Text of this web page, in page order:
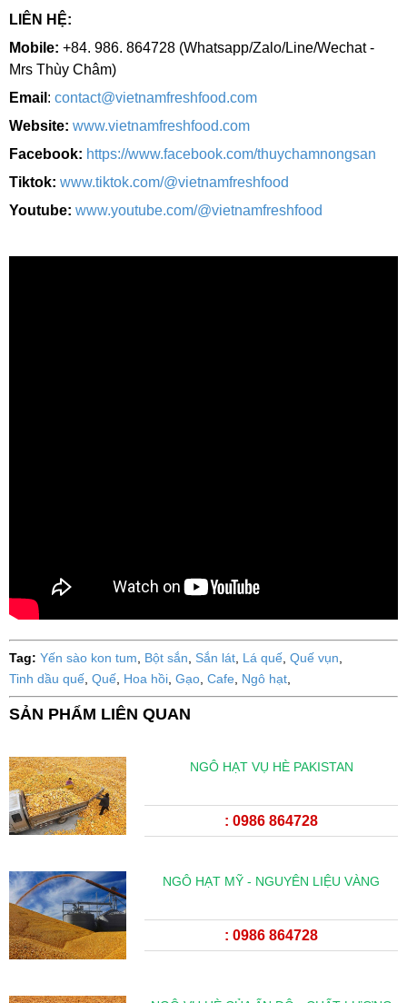
LIÊN HỆ:
Mobile: +84. 986. 864728 (Whatsapp/Zalo/Line/Wechat -
Mrs Thùy Châm)
Email : contact@vietnamfreshfood.com
Website: www.vietnamfreshfood.com
Facebook: https://www.facebook.com/thuychamnongsan
Tiktok: www.tiktok.com/@vietnamfreshfood
Youtube: www.youtube.com/@vietnamfreshfood
Tag: Yến sào kon tum Bột sắn Sắn lát Lá quế Quế vụn
Tinh dầu quế Quế Hoa hồi Gạo Cafe Ngô hạt
SẢN PHẨM LIÊN QUAN
NGÔ HẠT VỤ HÈ PAKISTAN
: 0986 864728
NGÔ HẠT MỸ - NGUYÊN LIỆU VÀNG
: 0986 864728